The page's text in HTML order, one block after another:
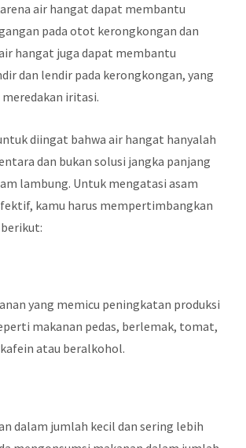
air hangat dapat membantu
pada otot kerongkongan dan
hangat juga dapat membantu
dan lendir pada kerongkongan, yang
iritasi.
diingat bahwa air hangat hanyalah
dan bukan solusi jangka panjang
lambung. Untuk mengatasi asam
kamu harus mempertimbangkan
yang memicu peningkatan produksi
makanan pedas, berlemak, tomat,
atau beralkohol.
dalam jumlah kecil dan sering lebih